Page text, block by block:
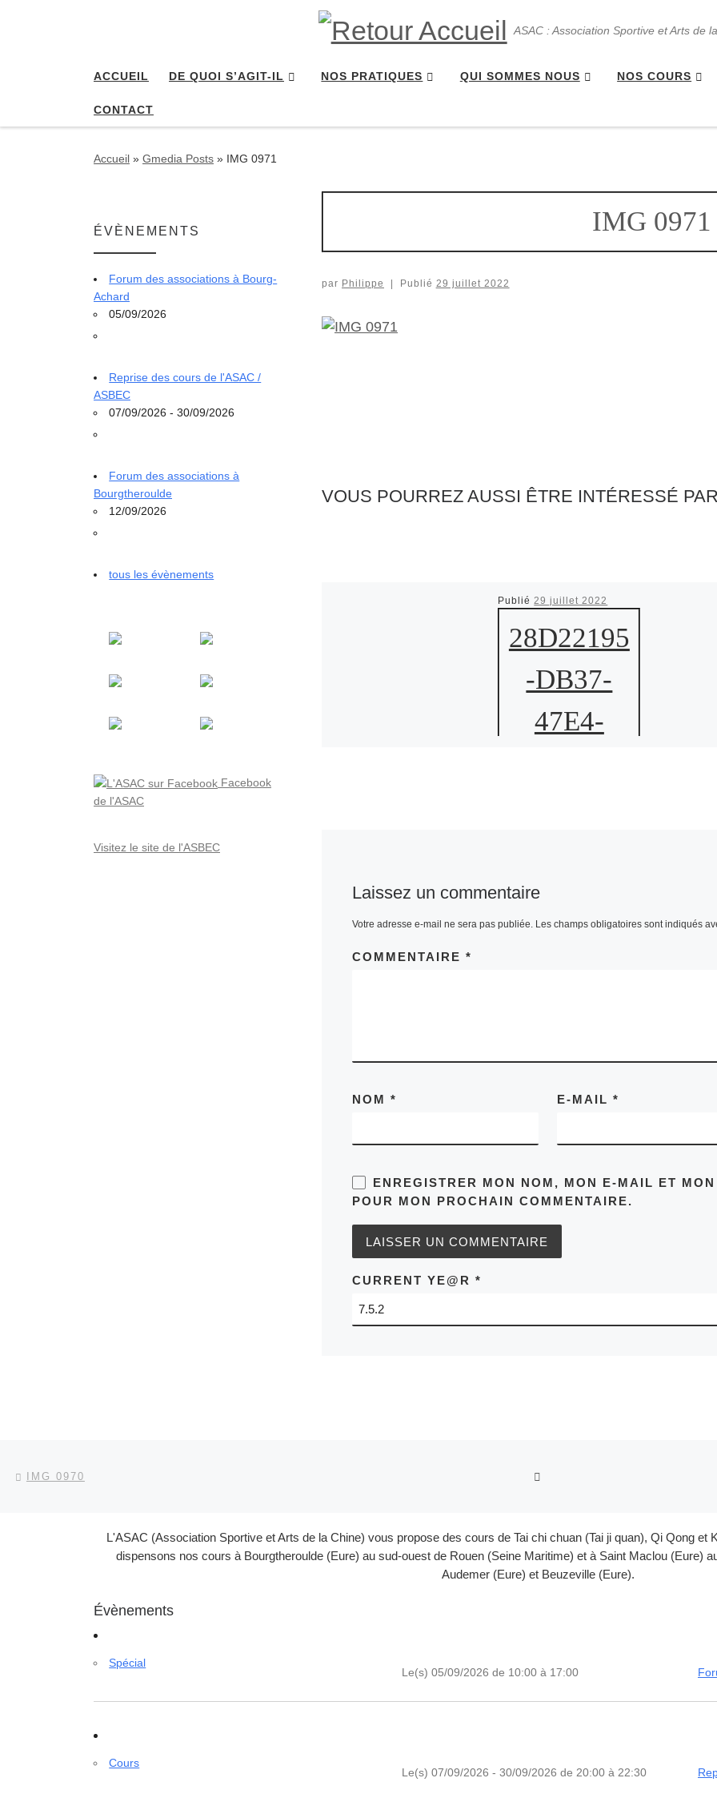
ASAC : Association Sportive et Arts de
ACCUEIL DE QUOI S’AGIT-IL NOS PRATIQUES QUI SOMMES NOUS NOS COURS
CONTACT
Accueil » Gmedia Posts » IMG 0971
IMG 0971
par Philippe Publié 29 juillet 2022
VOUS POURREZ AUSSI ÊTRE INTÉRESSÉ PAR
Publié29 juillet 2022
28D22195
-DB37-
47E4-
Laissez un commentaire
Votre adresse e-mail ne sera pas publiée. Les champs obligatoires sont indiqués
COMMENTAIRE *
NOM * E-MAIL *
ENREGISTRER MON NOM, MON E-MAIL ET
POUR MON PROCHAIN COMMENTAIRE.
CURRENT YE@R *
ÉVÈNEMENTS
Forum des associations à Bourg-
Achard
05/09/2026
Reprise des cours de l'ASAC /
ASBEC
07/09/2026 - 30/09/2026
Forum des associations à
Bourgtheroulde
12/09/2026
tous les évènements
Facebook
de l'ASAC
Visitez le site de l'ASBEC
Parcourir les articles
IMG 0970
L'ASAC (Association Sportive et Arts de la Chine) vous propose des cours de Tai chi chuan (Tai ji quan), Qi Qong et
dispensons nos cours à Bourgtheroulde (Eure) au sud-ouest de Rouen (Seine Maritime) et à Saint Maclou (Eure)
Audemer (Eure) et Beuzeville (Eure).
Évènements
Spécial
Le(s) 05/09/2026 de 10:00 à 17:00
Cours
Le(s) 07/09/2026 - 30/09/2026 de 20:00 à 22:30